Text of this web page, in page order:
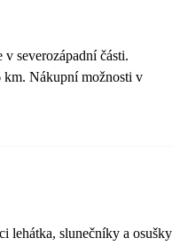
severozápadní části.
km. Nákupní možnosti v
lehátka, slunečníky a osušky